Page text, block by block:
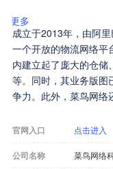
更多
成立于2013年，由阿
一个开放的物流网络平
内建立起了庞大的仓
等。同时，其业务版图
争力。此外，菜鸟网络
造更大价值。
官网入口 点击进入
公司名称 菜鸟网络